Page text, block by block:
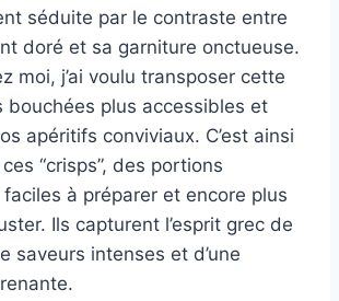
séduite par le contraste entre
doré et sa garniture onctueuse.
moi, j’ai voulu transposer cette
bouchées plus accessibles et
apéritifs conviviaux. C’est ainsi
“crisps”, des portions
à préparer et encore plus
Ils capturent l’esprit grec de
saveurs intenses et d’une